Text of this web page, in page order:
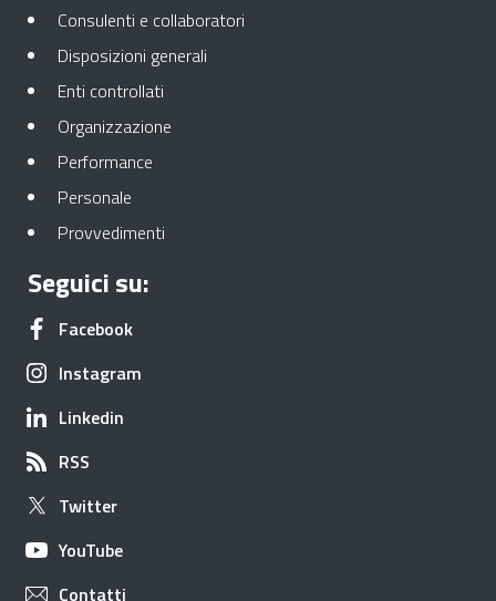
Consulenti e collaboratori
Disposizioni generali
Enti controllati
Organizzazione
Performance
Personale
Provvedimenti
Seguici su:
FacebookApre in una nuova scheda
Instagram
Linkedin
RSS
TwitterApre in una nuova scheda
YouTubeApre in una nuova scheda
Contatti